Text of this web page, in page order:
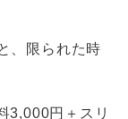
、限られた時
3,000円＋スリ